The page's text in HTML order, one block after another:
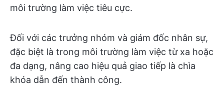
môi trường làm việc tiêu cực.
Đối với các trưởng nhóm và giám đốc nhân sự,
đặc biệt là trong môi trường làm việc từ xa hoặc
đa dạng, nâng cao hiệu quả giao tiếp là chìa
khóa dẫn đến thành công.